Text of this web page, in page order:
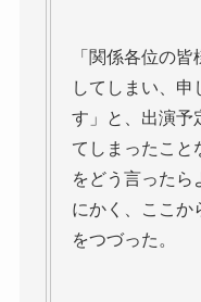
「関係各位の
してしまい、
す」と、出演予
てしまったこと
をどう言ったら
にかく、ここか
をつづった。